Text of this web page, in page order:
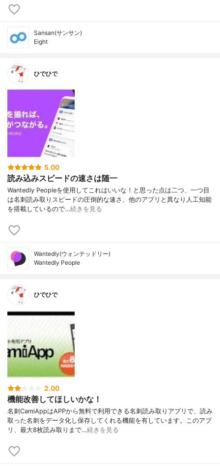
Sansan(サンサン)
Eight
ひでひで
5.00
読み込みスピードの速さは随一
Wantedly Peopleを使用してこれはいいな！と思った点は二つ、一つ目
は名刺読み取りスピードの圧倒的な速さ、他のアプリと異なり人工知能
を搭載しているので…続きを見る
Wantedly(ウォンテッドリー)
Wantedly People
ひでひで
2.00
機能改善してほしいかな！
名刺CamiAppはAPPから無料で利用できる名刺読み取りアプリで、読み
取った名刺をデータ化し保存してくれる機能を有しています。このアプ
リ、最大8枚読み取りまで…続きを見る